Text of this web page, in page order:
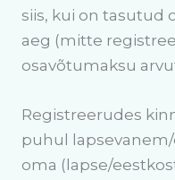
siis, kui on tasutud
aeg (mitte
osavõtumaksu
Registreerudes
puhul
oma (lapse/